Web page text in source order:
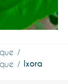
Ixora